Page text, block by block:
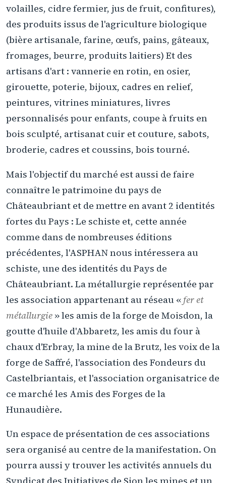
volailles, cidre fermier, jus de fruit, confitures),
des produits issus de l'agriculture biologique
(bière artisanale, farine, œufs, pains, gâteaux,
fromages, beurre, produits laitiers) Et des
artisans d'art : vannerie en rotin, en osier,
girouette, poterie, bijoux, cadres en relief,
peintures, vitrines miniatures, livres
personnalisés pour enfants, coupe à fruits en
bois sculpté, artisanat cuir et couture, sabots,
broderie, cadres et coussins, bois tourné.
Mais l'objectif du marché est aussi de faire
connaître le patrimoine du pays de
Châteaubriant et de mettre en avant 2 identités
fortes du Pays : Le schiste et, cette année
comme dans de nombreuses éditions
précédentes, l'ASPHAN nous intéressera au
schiste, une des identités du Pays de
Châteaubriant. La métallurgie représentée par
les association appartenant au réseau «fer et
métallurgie » les amis de la forge de Moisdon, la
goutte d'huile d'Abbaretz, les amis du four à
chaux d'Erbray, la mine de la Brutz, les voix de la
forge de Saffré, l'association des Fondeurs du
Castelbriantais, et l'association organisatrice de
ce marché les Amis des Forges de la
Hunaudière.
Un espace de présentation de ces associations
sera organisé au centre de la manifestation. On
pourra aussi y trouver les activités annuels du